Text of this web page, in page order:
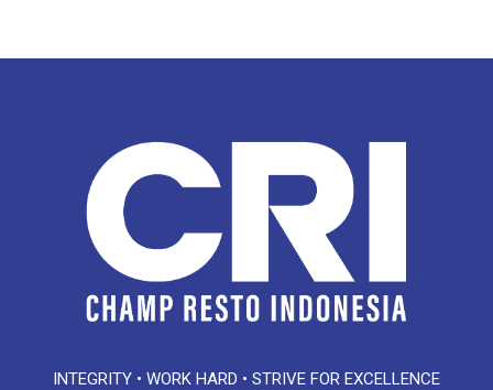
INTEGRITY • WORK HARD • STRIVE FOR EXCELLENCE